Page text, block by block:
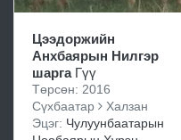
Цээдоржийн
Анхбаярын Нилгэр
шаргаГүү
Төрсөн: 2016
Сүхбаатар
Халзан
Эцэг: Чулуунбаатарын